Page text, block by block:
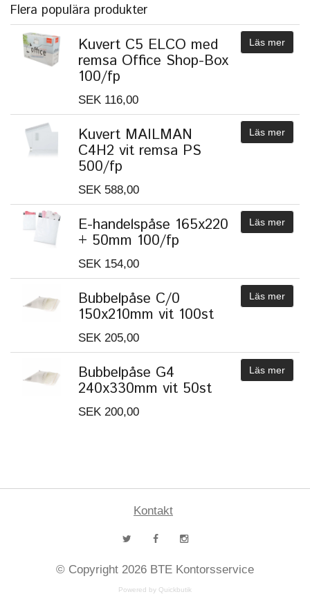
Flera populära produkter
Kuvert C5 ELCO med
remsa Office Shop-Box
100/fp
SEK 116,00
Läs mer
Kuvert MAILMAN
C4H2 vit remsa PS
500/fp
SEK 588,00
Läs mer
E-handelspåse 165x220
+ 50mm 100/fp
SEK 154,00
Läs mer
Bubbelpåse C/0
150x210mm vit 100st
SEK 205,00
Läs mer
Bubbelpåse G4
240x330mm vit 50st
SEK 200,00
Läs mer
Kontakt
© Copyright 2026 BTE Kontorsservice
Powered by Quickbutik